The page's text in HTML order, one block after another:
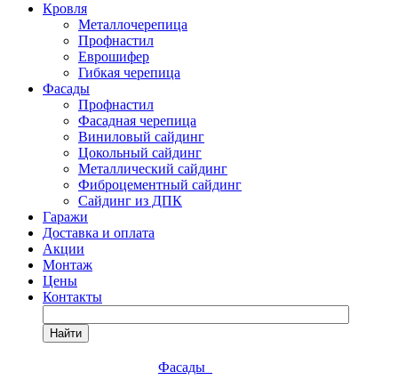
Кровля
Металлочерепица
Профнастил
Еврошифер
Гибкая черепица
Фасады
Профнастил
Фасадная черепица
Виниловый сайдинг
Цокольный сайдинг
Металлический сайдинг
Фиброцементный сайдинг
Сайдинг из ДПК
Гаражи
Доставка и оплата
Акции
Монтаж
Цены
Контакты
Найти
Фасады